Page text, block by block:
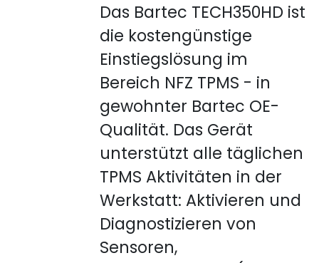
Das Bartec TECH350HD ist
die kostengünstige
Einstiegslösung im
Bereich NFZ TPMS - in
gewohnter Bartec OE-
Qualität. Das Gerät
unterstützt alle täglichen
TPMS Aktivitäten in der
Werkstatt: Aktivieren und
Diagnostizieren von
Sensoren,